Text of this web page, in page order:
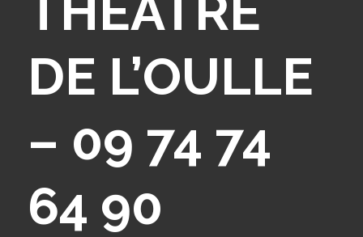
DE L’OULLE
– 09 74 74
64 90